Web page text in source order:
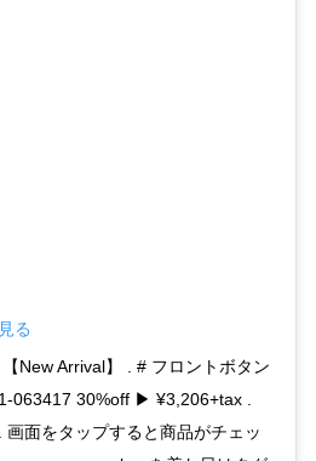
る
【New Arrival】 . # フロントボタン
063417 30%off ▶︎ ¥3,206+tax .
画面をタップすると商品がチェッ